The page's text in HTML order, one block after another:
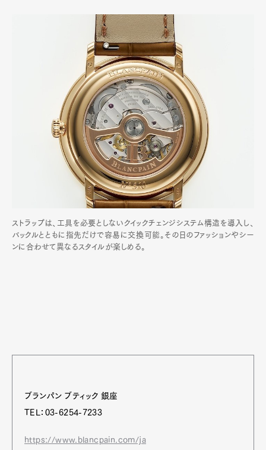
ストラップは、工具を必要としないクイックチェンジシステム構造を導入し、
バックルとともに指先だけで容易に交換可能。その日のファッションやシー
ンに合わせて異なるスタイルが楽しめる。
ブランパン ブティック 銀座
TEL：03-6254-7233
https://www.blancpain.com/ja